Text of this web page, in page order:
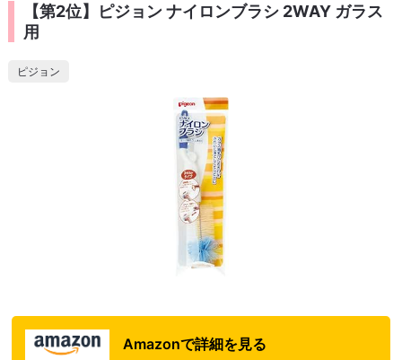
【第2位】ピジョン ナイロンブラシ 2WAY ガラス
用
ピジョン
Amazonで詳細を見る